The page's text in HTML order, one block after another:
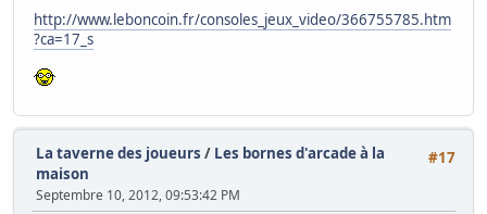
http://www.leboncoin.fr/consoles_jeux_video/366755785.htm
?ca=17_s
#17
La taverne des joueurs / Les bornes d'arcade à la
maison
Septembre 10, 2012, 09:53:42 PM